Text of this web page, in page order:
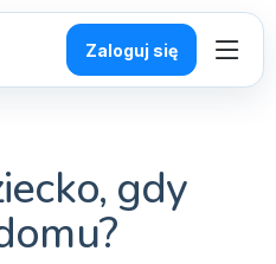
Zaloguj się
gdy